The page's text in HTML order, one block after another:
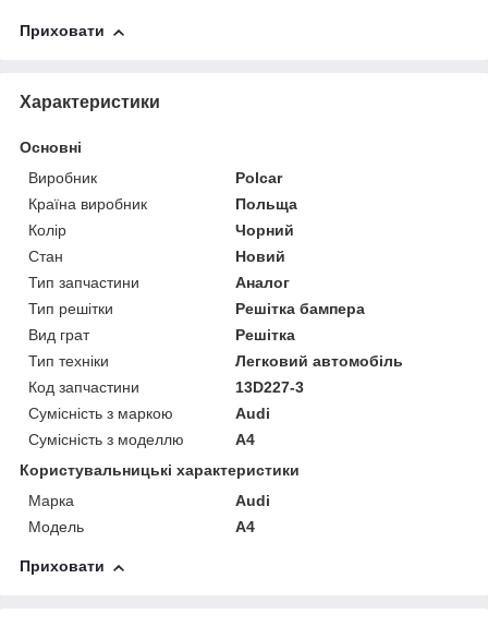
Приховати
Характеристики
Основні
Виробник
Polcar
Країна виробник
Польща
Колір
Чорний
Стан
Новий
Тип запчастини
Аналог
Тип решітки
Решітка бампера
Вид грат
Решітка
Тип техніки
Легковий автомобіль
Код запчастини
13D227-3
Сумісність з маркою
Audi
Сумісність з моделлю
A4
Користувальницькі характеристики
Марка
Audi
Модель
A4
Приховати